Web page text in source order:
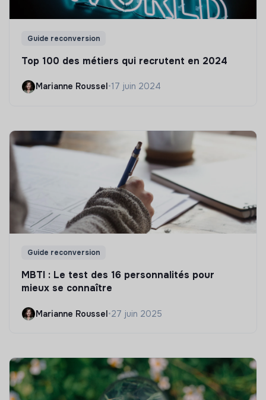
Guide reconversion
Top 100 des métiers qui recrutent en 2024
Marianne Roussel •17 juin 2024
Guide reconversion
MBTI : Le test des 16 personnalités pour
mieux se connaître
Marianne Roussel•27 juin 2025